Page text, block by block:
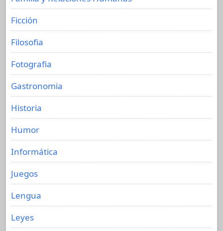
Ficción
Filosofia
Fotografia
Gastronomia
Historia
Humor
Informática
Juegos
Lengua
Leyes